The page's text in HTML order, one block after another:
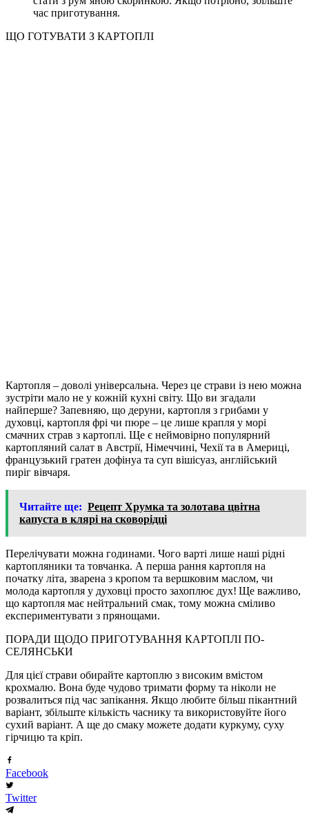
час приготування.
ЩО ГОТУВАТИ З КАРТОПЛІ
Картопля – доволі універсальна. Через це страви із нею можна
зустріти мало не у кожній кухні світу. Що ви згадали
найперше? Запевняю, що деруни, картопля з грибами у
духовці, картопля фрі чи пюре – це лише крапля у морі
смачних страв з картоплі. Ще є неймовірно популярний
картопляний салат в Австрії, Німеччині, Чехії та в Америці,
французький гратен дофінуа та суп вішісуаз, англійський
пиріг вівчаря.
Читайте ще: Рецепт Хрумка та золотава цвітна
капуста в клярі на сковорідці
Перелічувати можна годинами. Чого варті лише наші рідні
картопляники та товчанка. А перша рання картопля на
початку літа, зварена з кропом та вершковим маслом, чи
молода картопля у духовці просто захоплює дух! Ще важливо,
що картопля має нейтральний смак, тому можна сміливо
експериментувати з прянощами.
ПОРАДИ ЩОДО ПРИГОТУВАННЯ КАРТОПЛІ ПО-
СЕЛЯНСЬКИ
Для цієї страви обирайте картоплю з високим вмістом
крохмалю. Вона буде чудово тримати форму та ніколи не
розвалиться під час запікання. Якщо любите більш пікантний
варіант, збільште кількість часнику та використовуйте його
сухий варіант. А ще до смаку можете додати куркуму, суху
гірчицю та кріп.
Facebook
Twitter